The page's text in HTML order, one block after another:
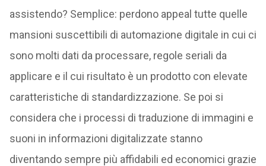
assistendo? Semplice: perdono appeal tutte quelle
mansioni suscettibili di automazione digitale in cui ci
sono molti dati da processare, regole seriali da
applicare e il cui risultato è un prodotto con elevate
caratteristiche di standardizzazione. Se poi si
considera che i processi di traduzione di immagini e
suoni in informazioni digitalizzate stanno
diventando sempre più affidabili ed economici grazie